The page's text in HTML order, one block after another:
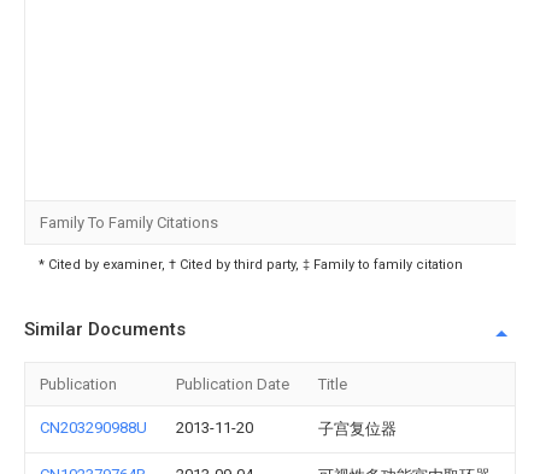
Family To Family Citations
* Cited by examiner, † Cited by third party, ‡ Family to family citation
Similar Documents
Publication Publication Date Title
CN203290988U 2013-11-20 子宫复位器